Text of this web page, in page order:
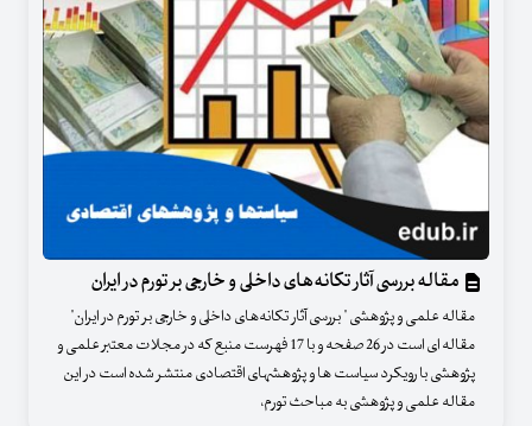
مقاله بررسی آثار تکانه‌های داخلی و خارجی بر تورم در ایران
مقاله علمی و پژوهشی " بررسی آثار تکانه‌های داخلی و خارجی بر تورم در ایران"
مقاله ای است در 26 صفحه و با 17 فهرست منبع که در مجلات معتبر علمی و
پژوهشی با رویکرد سیاست ها و پژوهشهای اقتصادی منتشر شده است در این
مقاله علمی و پژوهشی به مباحث تورم،